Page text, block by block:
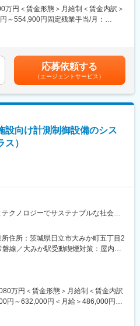
さなど、技術者として面白くやりが
しているエンジニアが多数在籍して
おりますので、そういった環境で一
で月1回、月例報告会を実施してお
を行っています。急成長を遂げてい
数精鋭で堅実に長続きさせていきた
す。
エンジニアとして、ハードウェア領
ていただきます。
バイス管理・運用）
デバイス・USB実装）の評価・管
原因特定・再発防止策の立案
ム（AWS）の連携設計・維持・改善
展開プロセスの設計と実施
向けた技術調査・アーキテクチャ設
的関与（回路設計・部品選定）
整備（CI/CD・テスト自動化）
社開発やOEM展開を見据えた技術選
を主導
万円＜賃金形態＞月給制＜賃金内訳＞
～554,900円固定残業手当/月：
規定により決定いたします。■給与改
す（年2回）賃金はあくまでも目安の
下する可能性があります。月給(月額)
す。
応募依頼する
（エージェントサービス）
設向け計測制御設備のシス
）
クノロジーでサステナブルな社会を
供を進めていきます。
ム設計部は脱炭素エネルギーとし
に利用するためのソリューションを
活の実現に貢献することをミッショ
システムの設計技術」・「安心を感じ
の提供」を柱に、原子力発電所の監
住所：茨城県日立市大みか町五丁目2
線／大みか駅受動喫煙対策：屋内全
考欄に記載
万円＜賃金形態＞月給制＜賃金内訳
円～632,000円＜月給＞486,000円～